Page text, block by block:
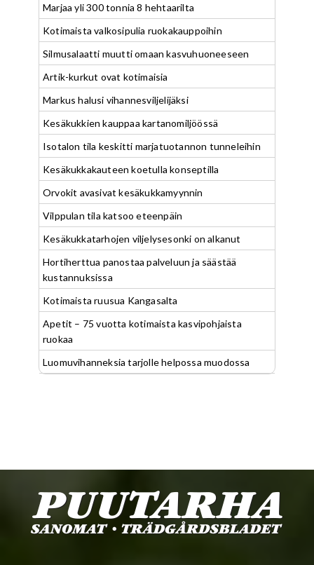
Marjaa yli 300 tonnia 8 hehtaarilta
Kotimaista valkosipulia ruokakauppoihin
Silmusalaatti muutti omaan kasvuhuoneeseen
Artik-kurkut ovat kotimaisia
Markus halusi vihannesviljelijäksi
Kesäkukkien kauppaa kartanomiljöössä
Isotalon tila keskitti marjatuotannon tunneleihin
Kesäkukkakauteen koetulla konseptilla
Orvokit avasivat kesäkukkamyynnin
Vilppulan tila katsoo eteenpäin
Kesäkukkatarhojen viljelysesonki on alkanut
Hortiherttua panostaa palveluun ja säästää
kustannuksissa
Kotimaista ruusua Kangasalta
Apetit – 75 vuotta kotimaista kasvipohjaista
ruokaa
Luomuvihanneksia tarjolle helpossa muodossa